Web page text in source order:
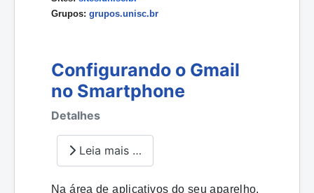
Grupos: grupos.unisc.br
Configurando o Gmail
no Smartphone
Detalhes
Leia mais …
Na área de aplicativos do seu aparelho,